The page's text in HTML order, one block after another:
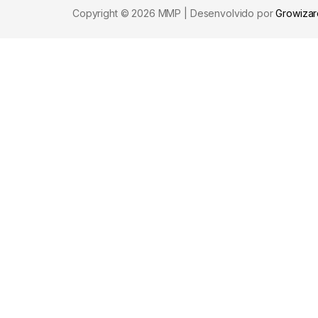
Copyright © 2026 MMP | Desenvolvido por